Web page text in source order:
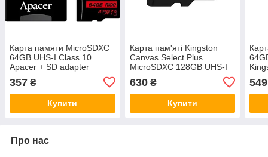
Карта памяти MicroSDXC
64GB UHS-I Class 10
Apacer + SD adapter
357 ₴
Купити
Карта пам'яті Kingston
Canvas Select Plus
MicroSDXC 128GB UHS-I
630₴
Купити
549
Про нас